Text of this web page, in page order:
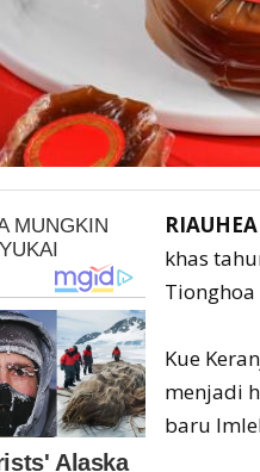
khas
Kue
menjadi
baru